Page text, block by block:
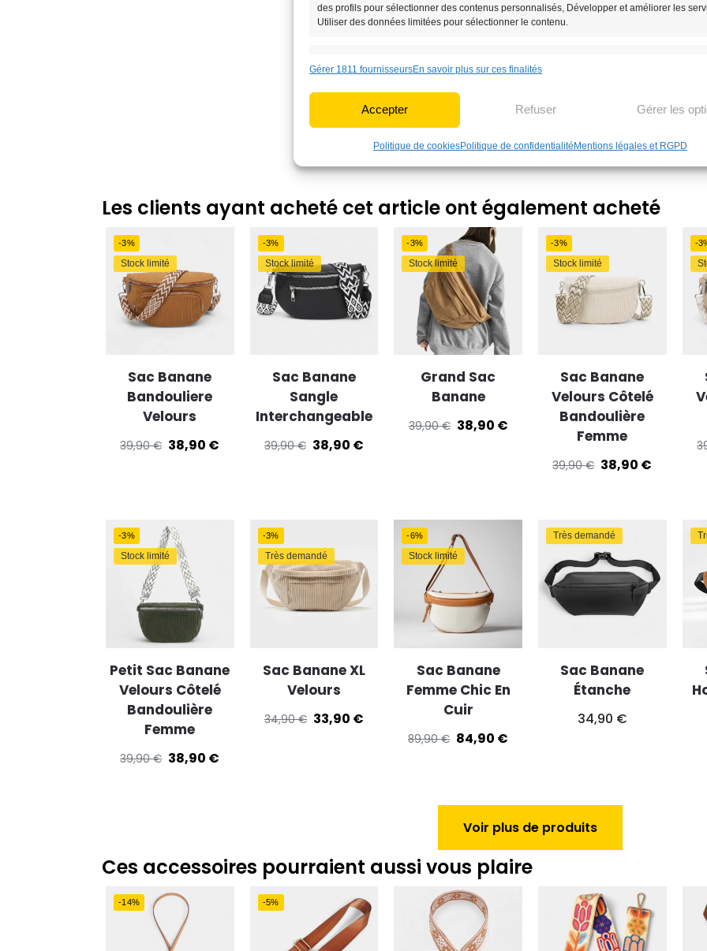
des profils pour sélectionner des contenus personnalisés, Développer et améliorer les
Utiliser des données limitées pour sélectionner le contenu.
données, Relier différents appareils, Identifier les appareils en fonction des
informations transmises automatiquement.
Utiliser des données de géolocalisation précises, Identifier les appareils à
des informations demandées explicitement.
Assurer la sécurité, prévenir et détecter la fraude et réparer les
erreurs, Fournir et présenter des publicités et du contenu,
Enregistrer et communiquer les choix en matière de confidentialité.
Gérer 1811 fournisseursEn savoir plus sur ces finalités
Accepter Refuser Gérer les
Politique de cookiesPolitique de confidentialité Mentions légales et RGPD
Les clients ayant acheté cet article ont également acheté
-3%
Stock limité
Sac Banane
Bandouliere
Velours
39,90€ 38,90 €
-3%
Stock limité
Sac Banane
Sangle
Interchangeable
39,90€ 38,90 €
-3%
Stock limité
Grand Sac
Banane
39,90€ 38,90 €
-3%
Stock limité
Sac Banane
Velours Côtelé
Bandoulière
Femme
39,90€ 38,90 €
-
-3%
Stock limité
Petit Sac Banane
Velours Côtelé
Bandoulière
Femme
39,90€ 38,90 €
-3%
Très demandé
Sac Banane XL
Velours
34,90€ 33,90 €
-6%
Stock limité
Sac Banane
Femme Chic En
Cuir
89,90€ 84,90 €
Très demandé
Sac Banane
Étanche
34,90 €
Voir plus de produits
Ces accessoires pourraient aussi vous plaire
-14% -5%